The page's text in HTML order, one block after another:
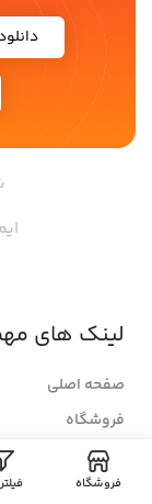
لینک های
صفحه اصلی
فروشگاه
تماس با ما
درباره ما
فروشگاه